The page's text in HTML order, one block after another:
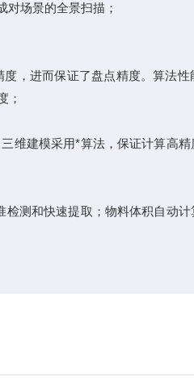
场景的全景扫描；
进而保证了盘点精度。算法
；
建模采用*算法，保证计算高
和快速提取；物料体积自动